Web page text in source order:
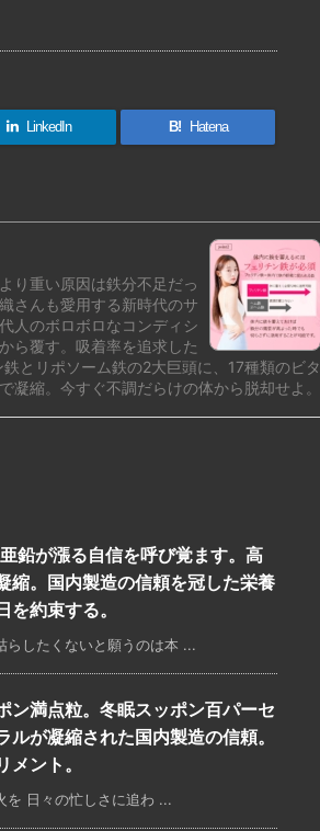
LinkedIn B! Hatena
り重い原因は鉄分不足だっ
さんも愛用する新時代のサ
人のボロボロなコンディシ
ら覆す。吸着率を追求した
鉄とリポソーム鉄の2大巨頭に、17種類のビタ
凝縮。今すぐ不調だらけの体から脱却せよ。
鉛が漲る自信を呼び覚ます。高
縮。国内製造の信頼を冠した栄養
約束する。
らしたくないと願うのは本 ...
ン満点粒。冬眠スッポン百パーセ
が凝縮された国内製造の信頼。
ント。
を 日々の忙しさに追わ ...